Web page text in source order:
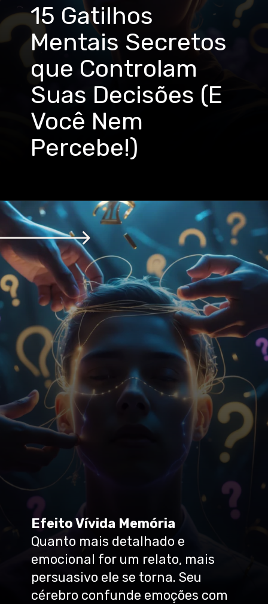
15 Gatilhos
Mentais Secretos
que Controlam
Suas Decisões (E
Você Nem
Percebe!)
Efeito Vívida Memória
Quanto mais detalhado e
emocional for um relato, mais
persuasivo ele se torna. Seu
cérebro confunde emoções com